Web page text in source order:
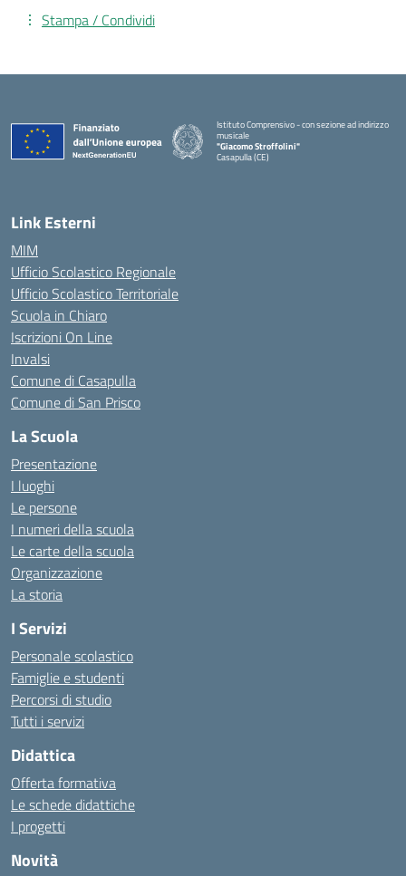
Stampa / Condividi
Istituto Comprensivo - con sezione ad indirizzo
musicale
"Giacomo Stroffolini"
Casapulla (CE)
Link Esterni
MIM
Ufficio Scolastico Regionale
Ufficio Scolastico Territoriale
Scuola in Chiaro
Iscrizioni On Line
Invalsi
Comune di Casapulla
Comune di San Prisco
La Scuola
Presentazione
I luoghi
Le persone
I numeri della scuola
Le carte della scuola
Organizzazione
La storia
I Servizi
Personale scolastico
Famiglie e studenti
Percorsi di studio
Tutti i servizi
Didattica
Offerta formativa
Le schede didattiche
I progetti
Novità